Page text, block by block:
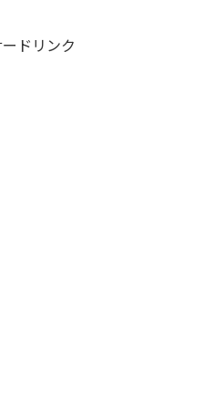
ドリンク